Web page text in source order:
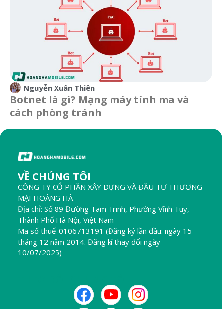
Nguyễn Xuân Thiên
Botnet là gì? Mạng máy tính ma và
cách phòng tránh
VỀ CHÚNG TÔI
CÔNG TY CỔ PHẦN XÂY DỰNG VÀ ĐẦU TƯ THƯƠNG
MẠI HOÀNG HÀ
Địa chỉ: Số 89 Đường Tam Trinh, Phường Vĩnh Tuy,
Thành Phố Hà Nội, Việt Nam
Mã số thuế: 0106713191 (Đăng ký lần đầu: ngày 15
tháng 12 năm 2014. Đăng kí thay đổi ngày
10/07/2025)